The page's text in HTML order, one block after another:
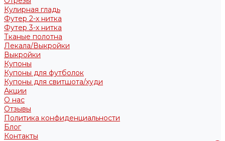
Кулирная гладь
Футер 2-х нитка
Футер 3-х нитка
Тканые полотна
Лекала/Выкройки
Выкройки
Купоны
Купоны для футболок
Купоны для свитшота/худи
Акции
О нас
Отзывы
Политика конфиденциальности
Блог
Контакты